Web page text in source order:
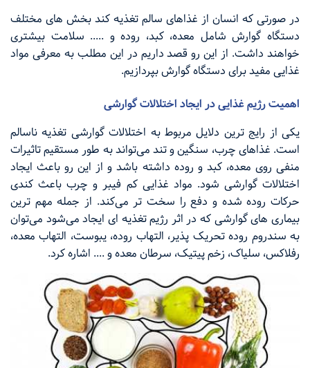
در صورتی که انسان از غذاهای سالم تغذیه کند بخش های مختلف
دستگاه گوارش شامل معده، کبد، روده و ..... سلامت بیشتری
خواهند داشت. از این رو قصد داریم در این مطلب به معرفی مواد
غذایی مفید برای دستگاه گوارش بپردازیم.
اهمیت رژیم غذایی در ایجاد اختلالات گوارشی
یکی از رایج ترین دلایل مربوط به اختلالات گوارشی تغذیه ناسالم
است. غذاهای چرب، سنگین و تند می‌تواند به طور مستقیم تاثیرات
منفی روی معده، کبد و روده داشته باشد و از این رو باعث ایجاد
اختلالات گوارشی شود. مواد غذایی کم فیبر و چرب باعث کندی
حرکات روده شده و دفع را سخت تر می‌کند. از جمله مهم ترین
بیماری های گوارشی که در اثر رژیم تغذیه ای ایجاد می‌شود می‌توان
به سندروم روده تحریک پذیر، التهاب روده، یبوست، التهاب معده،
رفلاکس، سلیاک، زخم پیتیک، سرطان معده و .... اشاره کرد.